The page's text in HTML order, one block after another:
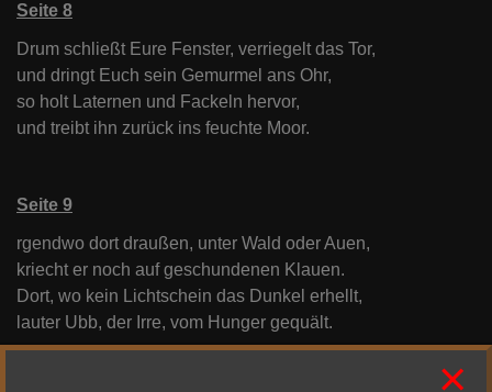
Seite 8
Drum schließt Eure Fenster, verriegelt das Tor,
und dringt Euch sein Gemurmel ans Ohr,
so holt Laternen und Fackeln hervor,
und treibt ihn zurück ins feuchte Moor.
Seite 9
rgendwo dort draußen, unter Wald oder Auen,
kriecht er noch auf geschundenen Klauen.
Dort, wo kein Lichtschein das Dunkel erhellt,
lauter Ubb, der Irre, vom Hunger gequält.
×